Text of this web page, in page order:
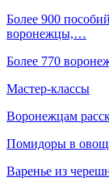
Более 900
воронежцы,…
Более 770
Мастер-классы
Воронежцам
Помидоры в
Варенье из